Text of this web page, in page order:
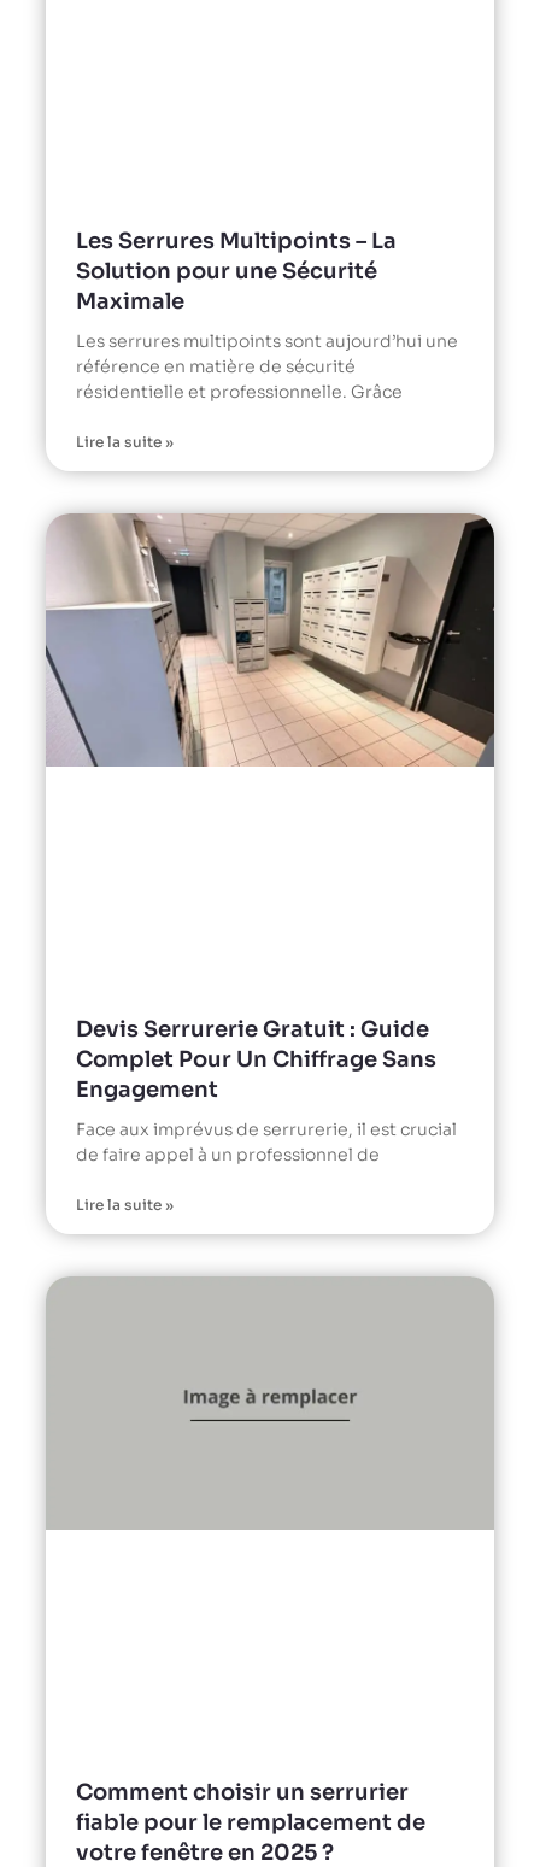
Les Serrures Multipoints – La
Solution pour une Sécurité
Maximale
Les serrures multipoints sont aujourd’hui une
référence en matière de sécurité
résidentielle et professionnelle. Grâce
Lire la suite »
Devis Serrurerie Gratuit : Guide
Complet Pour Un Chiffrage Sans
Engagement
Face aux imprévus de serrurerie, il est crucial
de faire appel à un professionnel de
Lire la suite »
Comment choisir un serrurier
fiable pour le remplacement de
votre fenêtre en 2025 ?